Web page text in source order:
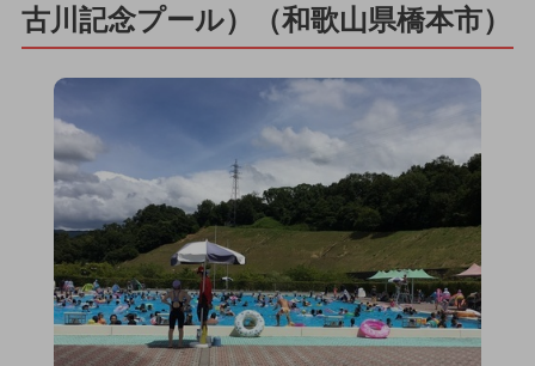
古川記念プール）（和歌山県橋本市）